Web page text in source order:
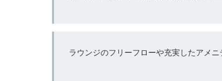
ラウンジのフリーフローや充実したアメニ